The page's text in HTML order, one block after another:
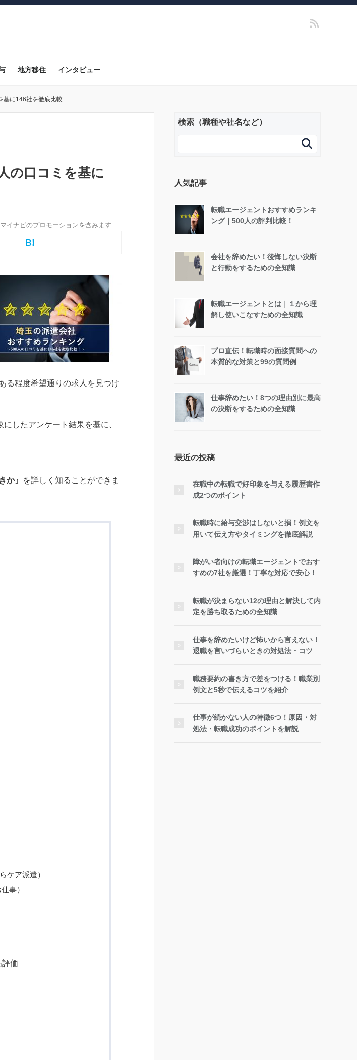
地方移住 インタビュー
基に146社を徹底比較
の口コミを基に
B!
る程度希望通りの求人を見つけ
したアンケート結果を基に、
か』
を詳しく知ることができま
ケア派遣）
事）
価
検索（職種や社名など）

人気記事
転職エージェントおすすめランキ
ング｜500人の評判比較！
会社を辞めたい！後悔しない決断
と行動をするための全知識
転職エージェントとは｜１から理
解し使いこなすための全知識
プロ直伝！転職時の面接質問への
本質的な対策と99の質問例
仕事辞めたい！8つの理由別に最高
の決断をするための全知識
最近の投稿
在職中の転職で好印象を与える履歴書作
成2つのポイント
転職時に給与交渉はしないと損！例文を
用いて伝え方やタイミングを徹底解説
障がい者向けの転職エージェントでおす
すめの7社を厳選！丁寧な対応で安心！
転職が決まらない12の理由と解決して内
定を勝ち取るための全知識
仕事を辞めたいけど怖いから言えない！
退職を言いづらいときの対処法・コツ
職務要約の書き方で差をつける！職業別
例文と5秒で伝えるコツを紹介
仕事が続かない人の特徴6つ！原因・対
処法・転職成功のポイントを解説